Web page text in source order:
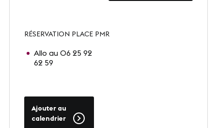
Le Zénith Sud
Accès
RÉSERVATION PLACE PMR
Allo au 06 25 92
62 59
Ajouter au
calendrier